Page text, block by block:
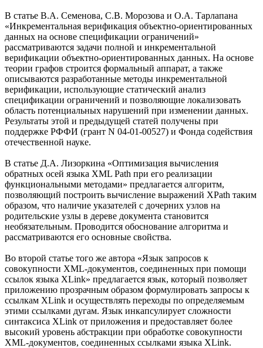
В статье В.А. Семенова, С.В. Морозова и О.А. Тарлапана
«Инкрементальная верификация объектно-ориентированных
данных на основе спецификации ограничений»
рассматриваются задачи полной и инкрементальной
верификации объектно-ориентированных данных. На основе
теории графов строится формальный аппарат, а также
описываются разработанные методы инкрементальной
верификации, использующие статический анализ
спецификации ограничений и позволяющие локализовать
область потенциальных нарушений при изменении данных.
Результаты этой и предыдущей статей получены при
поддержке РФФИ (грант N 04-01-00527) и Фонда содействия
отечественной науке.
В статье Д.А. Лизоркина «Оптимизация вычисления
обратных осей языка XML Path при его реализации
функциональными методами» предлагается алгоритм,
позволяющий построить вычисление выражений XPath таким
образом, что наличие указателей с дочерних узлов на
родительские узлы в дереве документа становится
необязательным. Проводится обоснование алгоритма и
рассматриваются его основные свойства.
Во второй статье того же автора «Язык запросов к
совокупности XML-документов, соединенных при помощи
ссылок языка XLink» предлагается язык, который позволяет
приложению прозрачным образом формулировать запросы к
ссылкам XLink и осуществлять переходы по определяемым
этими ссылками дугам. Язык инкапсулирует сложности
синтаксиса XLink от приложения и предоставляет более
высокий уровень абстракции при обработке совокупности
XML-документов, соединенных ссылками языка XLink.